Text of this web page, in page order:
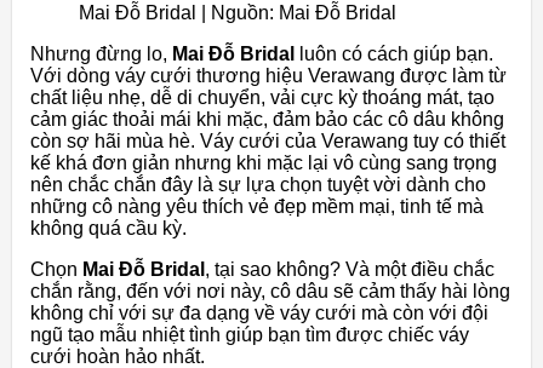
Mai Đỗ Bridal | Nguồn: Mai Đỗ Bridal
Nhưng đừng lo, Mai Đỗ Bridal
luôn có cách giúp bạn.
Với dòng váy cưới thương hiệu Verawang được làm từ
chất liệu nhẹ, dễ di chuyển, vải cực kỳ thoáng mát, tạo
cảm giác thoải mái khi mặc, đảm bảo các cô dâu không
còn sợ hãi mùa hè. Váy cưới của Verawang tuy có thiết
kế khá đơn giản nhưng khi mặc lại vô cùng sang trọng
nên chắc chắn đây là sự lựa chọn tuyệt vời dành cho
những cô nàng yêu thích vẻ đẹp mềm mại, tinh tế mà
không quá cầu kỳ.
Chọn Mai Đỗ Bridal , tại sao không? Và một điều chắc
chắn rằng, đến với nơi này, cô dâu sẽ cảm thấy hài lòng
không chỉ với sự đa dạng về váy cưới mà còn với đội
ngũ tạo mẫu nhiệt tình giúp bạn tìm được chiếc váy
cưới hoàn hảo nhất.